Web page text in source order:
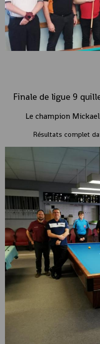
Finale de ligue 9
Le champion
Résultats complet